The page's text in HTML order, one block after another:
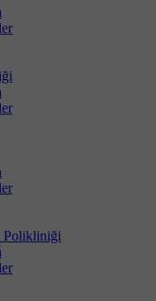
Polikliniği